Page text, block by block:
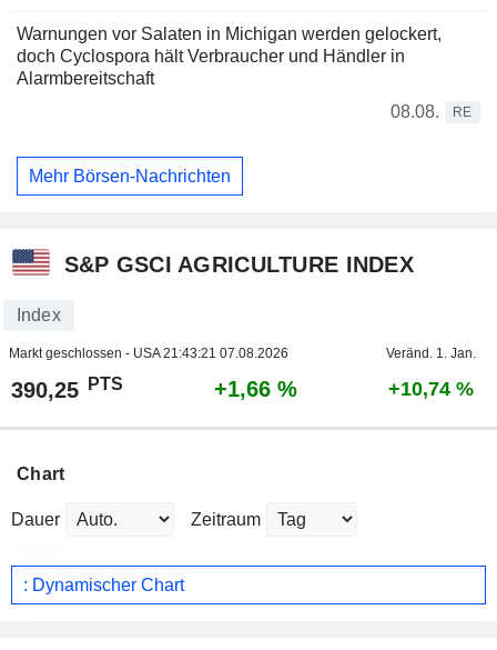
Warnungen vor Salaten in Michigan werden gelockert,
doch Cyclospora hält Verbraucher und Händler in
Alarmbereitschaft
08.08.
RE
Mehr Börsen-Nachrichten
S&P GSCI AGRICULTURE INDEX
Index
Markt geschlossen - USA21:43:21 07.08.2026 Veränd. 1. Jan.
390,25 PTS +1,66 % +10,74 %
Chart
Dauer Zeitraum
: Dynamischer Chart